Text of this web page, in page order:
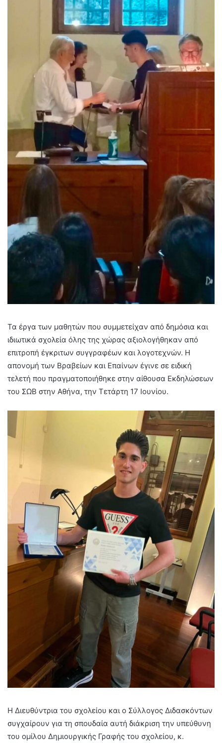
Τα έργα των μαθητών που συμμετείχαν από δημόσια και
ιδιωτικά σχολεία όλης της χώρας αξιολογήθηκαν από
επιτροπή έγκριτων συγγραφέων και λογοτεχνών. Η
απονομή των Βραβείων και Επαίνων έγινε σε ειδική
τελετή που πραγματοποιήθηκε στην αίθουσα Εκδηλώσεων
του ΣΩΒ στην Αθήνα, την Τετάρτη 17 Ιουνίου.
Η Διευθύντρια του σχολείου και ο Σύλλογος Διδασκόντων
συγχαίρουν για τη σπουδαία αυτή διάκριση την υπεύθυνη
του ομίλου Δημιουργικής Γραφής του σχολείου, κ.